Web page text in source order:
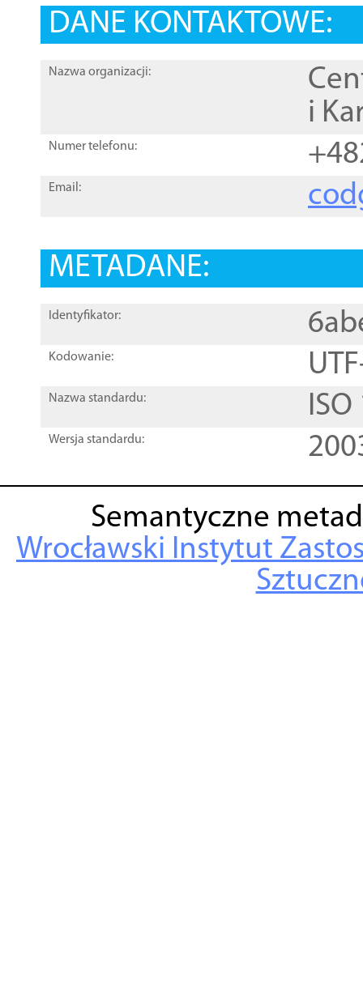
DANE KONTAKTOWE:
Nazwa organizacji:
i
Numer telefonu:
Email:
METADANE:
Identyfikator:
Kodowanie:
Nazwa standardu:
Wersja standardu:
Semantyczne
Wrocławski Instytut